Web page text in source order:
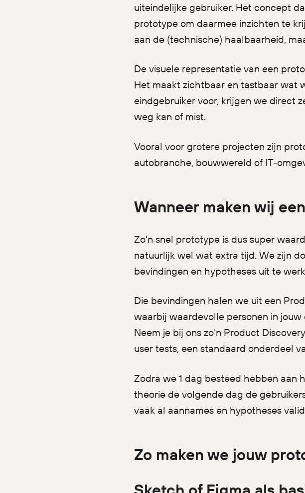
uiteindelijke gebruiker. Het concept
prototype om daarmee inzichten te
aan de (technische) haalbaarheid,
De visuele representatie van een
Het maakt zichtbaar en tastbaar wat
eindgebruiker voor, krijgen we direct
weg kan of mist.
Vooral voor grotere projecten zijn
autobranche, bouwwereld of IT-
Wanneer maken wij
Zo'n snel prototype is dus super
natuurlijk wel wat extra tijd. We zijn
bevindingen en hypotheses uit te
Die bevindingen halen we uit een
waarbij waardevolle personen in
Neem je bij ons zo’n Product
user tests, een standaard onderdeel
Zodra we 1 dag besteed hebben aan
theorie de volgende dag de
vaak al aannames en hypotheses
Zo maken we jouw